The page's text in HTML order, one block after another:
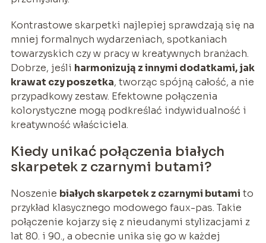
Kontrastowe skarpetki najlepiej sprawdzają się na
mniej formalnych wydarzeniach, spotkaniach
towarzyskich czy w pracy w kreatywnych branżach.
Dobrze, jeśli harmonizują z innymi dodatkami, jak
krawat czy poszetka, tworząc spójną całość, a nie
przypadkowy zestaw. Efektowne połączenia
kolorystyczne mogą podkreślać indywidualność i
kreatywność właściciela.
Kiedy unikać połączenia białych
skarpetek z czarnymi butami?
Noszenie białych skarpetek z czarnymi butami to
przykład klasycznego modowego faux-pas. Takie
połączenie kojarzy się z nieudanymi stylizacjami z
lat 80. i 90., a obecnie unika się go w każdej